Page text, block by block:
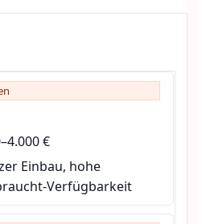
€
Einbau, hohe
Verfügbarkeit